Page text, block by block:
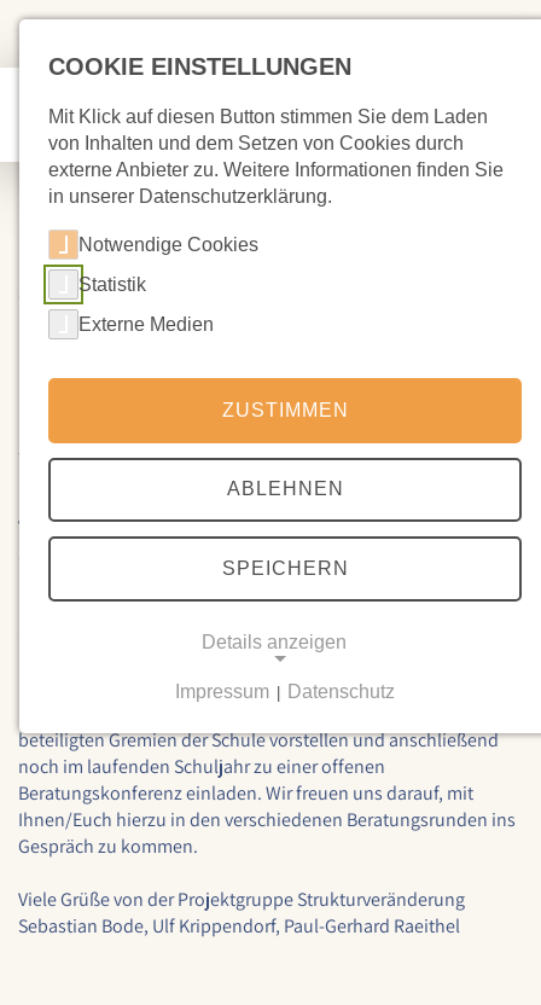
06.04.2023
Schulgemeinschaftskonferenz &
LeSER
Zur Vervollständigung der Strukturreform möchten wir unseren
Mitwirkungsgremien ergänzen. Diese sollen die bessere
Verständigung zwischen den Personengruppen und Gremien
Eltern (EV) und Lehrer:innen (Kollegium) fördern und die
Mitwirkung der Schulgemeinschaft stärken. Unsere Idee einer
Schulgemeinschaftskonferenz und eines Lehrer-Schüler-
Eltern-Rats finden Sie verlinkt hier.
SGK und LeSER E10
beteiligten Gremien der Schule vorstellen und anschließend
noch im laufenden Schuljahr zu einer offenen
Beratungskonferenz einladen. Wir freuen uns darauf, mit
Ihnen/Euch hierzu in den verschiedenen Beratungsrunden ins
Gespräch zu kommen.
Viele Grüße von der Projektgruppe Strukturveränderung
Sebastian Bode, Ulf Krippendorf, Paul-Gerhard Raeithel
COOKIE EINSTELLUNGEN
Mit Klick auf diesen Button stimmen Sie dem Laden
von Inhalten und dem Setzen von Cookies durch
externe Anbieter zu. Weitere Informationen finden Sie
in unserer Datenschutzerklärung.
Notwendige Cookies
Statistik
Externe Medien
ZUSTIMMEN
ABLEHNEN
SPEICHERN
Details anzeigen
Notwendige Cookies ermöglichen grundlegende
Funktionen und sind für die einwandfreie Funktion
der Website erforderlich.
Einverständnis-Cookie
Name:
cookie_consent
Impressum Datenschutz